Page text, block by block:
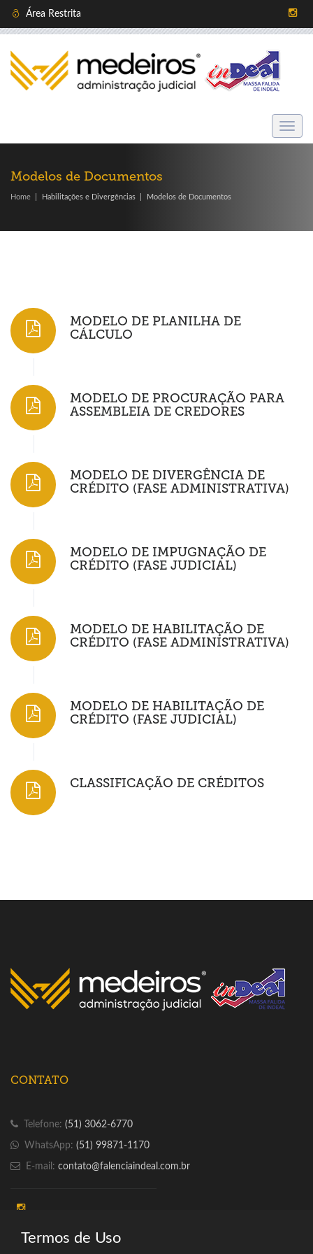
Área Restrita
Menu
Modelos de Documentos
Home Habilitações e Divergências Modelos de Documentos
MODELO DE PLANILHA DE
CÁLCULO
MODELO DE PROCURAÇÃO PARA
ASSEMBLEIA DE CREDORES
MODELO DE DIVERGÊNCIA DE
CRÉDITO (FASE ADMINISTRATIVA)
MODELO DE IMPUGNAÇÃO DE
CRÉDITO (FASE JUDICIAL)
MODELO DE HABILITAÇÃO DE
CRÉDITO (FASE ADMINISTRATIVA)
MODELO DE HABILITAÇÃO DE
CRÉDITO (FASE JUDICIAL)
CLASSIFICAÇÃO DE CRÉDITOS
CONTATO
Telefone: (51) 3062-6770
WhatsApp: (51) 99871-1170
E-mail: contato@falenciaindeal.com.br
Termos de Uso